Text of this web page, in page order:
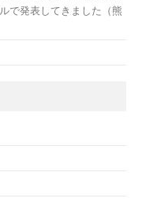
で発表してきました（熊